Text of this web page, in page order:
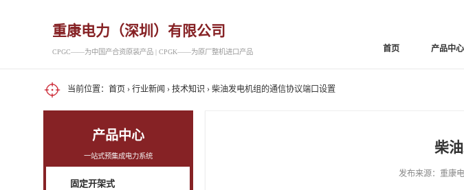
重康电力（深圳）有限公司
CPGC——为中国产合资原装产品 | CPGK——为原厂整机进口产品 首页 产品中心
当前位置： 首页 › 行业新闻 › 技术知识 › 柴油发电机组的通信协议端口设置
产品中心
一站式预集成电力系统
固定开架式
柴
发布来源：重